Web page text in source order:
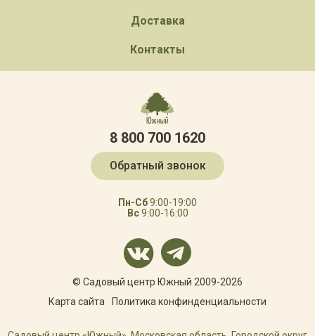
Доставка
Контакты
8 800 700 1620
Обратный звонок
Пн-Сб9:00-19:00
Вс9:00-16:00
© Садовый центр Южный 2009-2026
Карта сайта
Политика конфинденциальности